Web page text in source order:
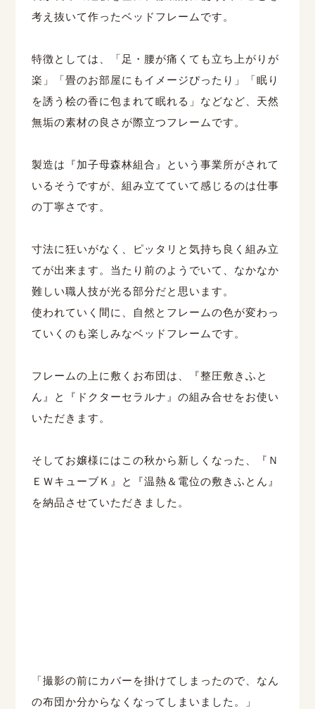
考え抜いて作ったベッドフレームです。
特徴としては、「足・腰が痛くても立ち上がりが
楽」「畳のお部屋にもイメージぴったり」「眠り
を誘う桧の香に包まれて眠れる」などなど、天然
無垢の素材の良さが際立つフレームです。
製造は『加子母森林組合』という事業所がされて
いるそうですが、組み立てていて感じるのは仕事
の丁寧さです。
寸法に狂いがなく、ピッタリと気持ち良く組み立
てが出来ます。当たり前のようでいて、なかなか
難しい職人技が光る部分だと思います。
使われていく間に、自然とフレームの色が変わっ
ていくのも楽しみなベッドフレームです。
フレームの上に敷くお布団は、『整圧敷きふと
ん』と『ドクターセラルナ』の組み合せをお使い
いただきます。
そしてお嬢様にはこの秋から新しくなった、『Ｎ
ＥＷキューブＫ』と『温熱＆電位の敷きふとん』
を納品させていただきました。
「撮影の前にカバーを掛けてしまったので、なん
の布団か分からなくなってしまいました。」